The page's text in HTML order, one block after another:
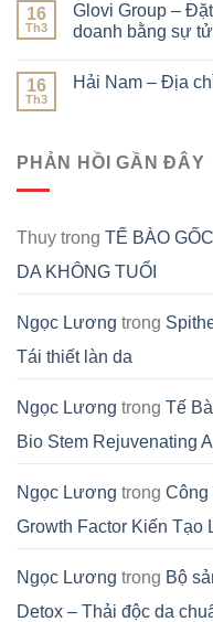
16
Th3
Glovi Group –
doanh bằng sự
16
Th3
Hải Nam – Địa
PHẢN HỒI GẦN ĐÂY
Thuy trong TẾ BÀO
DA KHÔNG TUỔI
Ngọc Lương trong
Tái thiết làn da
Ngọc Lương trong Tế
Bio Stem Rejuvenating
Ngọc Lương trong Công
Growth Factor Kiến Tạo
Ngọc Lương trong Bộ
Detox – Thải độc da